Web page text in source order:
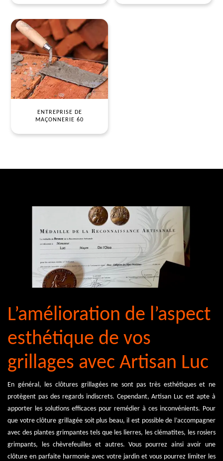
ENTREPRISE DE
MAÇONNERIE 60
L’amélioration de l’aspect
esthétique de vos
grillages avec Artisan Luc
En général, les clôtures grillagées ne sont pas très esthétiques et ne
protègent pas des regards indiscrets. Cependant, Artisan Luc est apte à
apporter les solutions efficaces pour remédier à ces inconvénients. Pour
que votre clôture grillagée soit plus beau, il est possible de l’accompagner
avec des plantes grimpantes tels que les lierres, les clématites, les rosiers
grimpants, les chèvrefeuilles et autres. Vous pourrez ainsi avoir une
clôture en parfaite harmonie avec votre jardin et vous pourrez limiter les